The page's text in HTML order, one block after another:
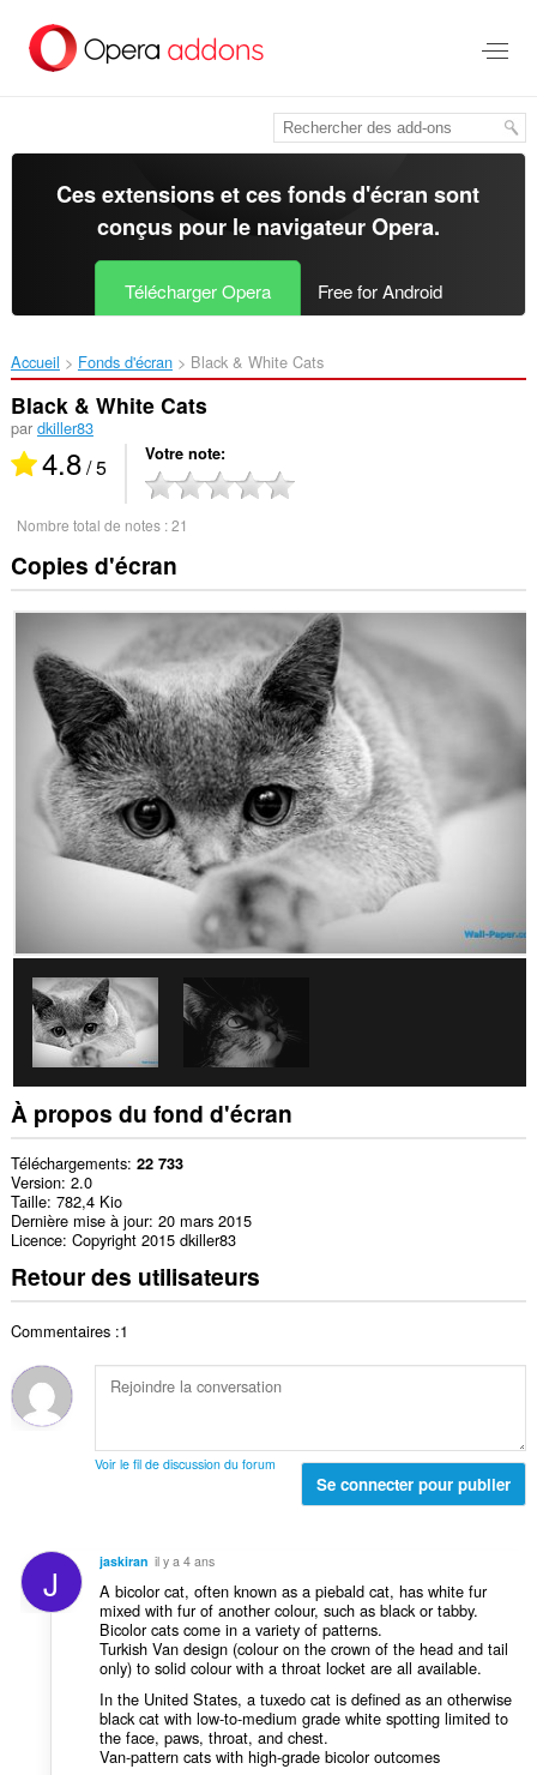
contenu
Ces extensions et ces fonds d'écran sont
conçus pour le navigateur Opera.
Télécharger Opera Free for Android
Accueil Fonds d'écran Black & White Cats‎
Black & White Cats
par dkiller83
4.8/ 5 Votre note
Nombre total de notes :21
Copies d'écran
À propos du fond d'écran
Téléchargements 22 733
Version 2.0
Taille 782,4 Kio
Dernière mise à jour 20 mars 2015
Licence Copyright 2015 dkiller83
Retour des utilisateurs
Commentaires :1
Voir le fil de discussion du forum
Se connecter pour publier
J jaskiran il y a 4 ans
A bicolor cat, often known as a piebald cat, has white fur
mixed with fur of another colour, such as black or tabby.
Bicolor cats come in a variety of patterns.
Turkish Van design (colour on the crown of the head and tail
only) to solid colour with a throat locket are all available.
In the United States, a tuxedo cat is defined as an otherwise
black cat with low-to-medium grade white spotting limited to
the face, paws, throat, and chest.
Van-pattern cats with high-grade bicolor outcomes